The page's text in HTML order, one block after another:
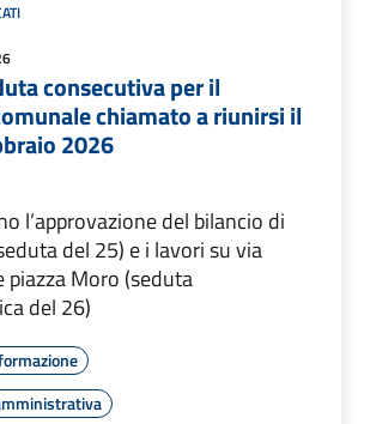
consecutiva per il
chiamato a riunirsi il
2026
l’approvazione del bilancio di
del 25) e i lavori su via
piazza Moro (seduta
del 26)